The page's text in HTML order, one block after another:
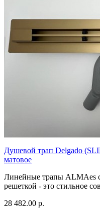
Душевой трап Delgado
матовое
Линейные трапы ALMAes
решеткой - это стильное
28 482.00 р.